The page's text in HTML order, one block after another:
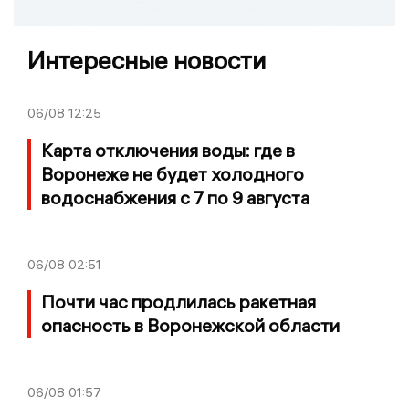
Интересные новости
06/08 12:25
Карта отключения воды: где в
Воронеже не будет холодного
водоснабжения с 7 по 9 августа
06/08 02:51
Почти час продлилась ракетная
опасность в Воронежской области
06/08 01:57